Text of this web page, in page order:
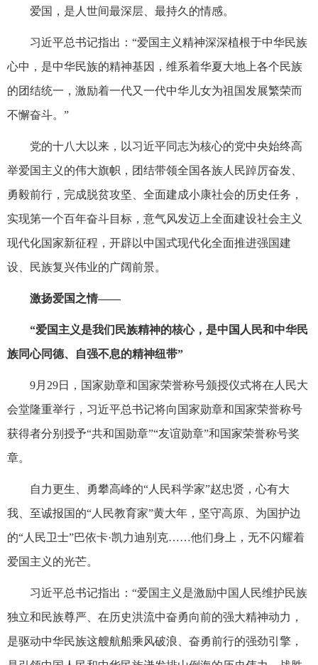
爱国，是人世间最深层、最持久的情感。
习近平总书记指出：“爱国主义精神深深植根于中华民族
心中，是中华民族的精神基因，维系着华夏大地上各个民族
的团结统一，激励着一代又一代中华儿女为祖国发展繁荣而
不懈奋斗。”
党的十八大以来，以习近平同志为核心的党中央始终高
举爱国主义的伟大旗帜，团结带领全国各族人民踔厉奋发、
勇毅前行，完成脱贫攻坚、全面建成小康社会的历史任务，
实现第一个百年奋斗目标，意气风发迈上全面建设社会主义
现代化国家新征程，开辟以中国式现代化全面推进强国建
设、民族复兴伟业的广阔前景。
激扬爱国之情——
“爱国主义是我们民族精神的核心，是中国人民和中华民
族同心同德、自强不息的精神纽带”
9月29日，国家勋章和国家荣誉称号颁授仪式将在人民大
会堂隆重举行，习近平总书记将向国家勋章和国家荣誉称号
获得者分别授予“共和国勋章”“友谊勋章”和国家荣誉称号奖
章。
自力更生、勇攀高峰的“人民科学家”赵忠贤，心有大
我、至诚报国的“人民教育家”黄大年，坚守高原、为国护边
的“人民卫士”巴依卡·凯力迪别克……他们身上，无不闪耀着
爱国主义的光芒。
习近平总书记指出：“爱国主义是激励中国人民维护民族
独立和民族尊严、在历史洪流中奋勇向前的强大精神动力，
是驱动中华民族这艘航船乘风破浪、奋勇前行的强劲引擎，